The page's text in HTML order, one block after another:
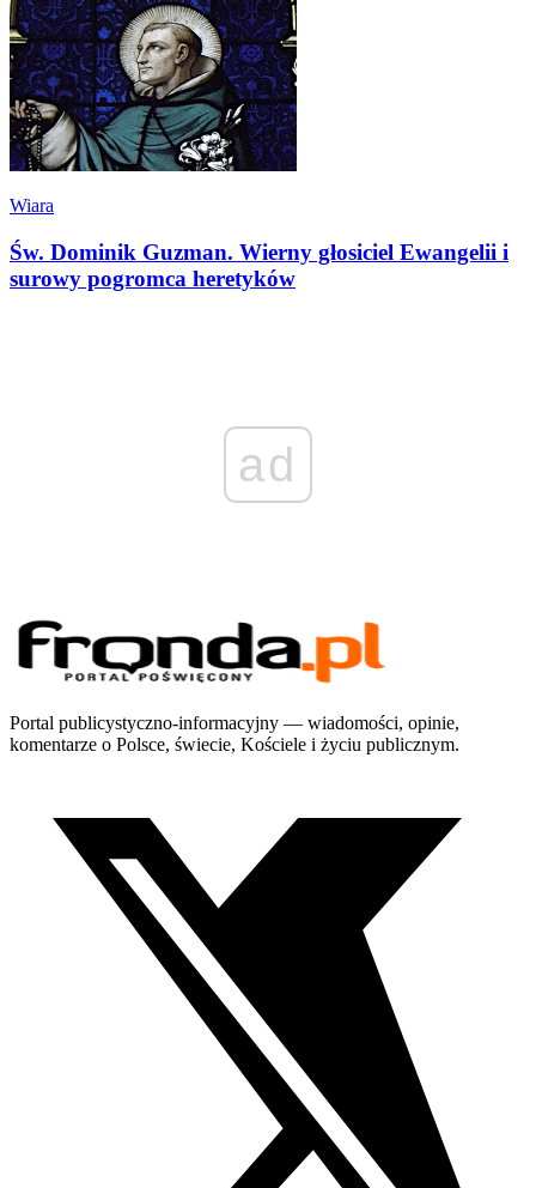
Wiara
Św. Dominik Guzman. Wierny głosiciel Ewangelii i
surowy pogromca heretyków
ad
Portal publicystyczno-informacyjny — wiadomości, opinie,
komentarze o Polsce, świecie, Kościele i życiu publicznym.